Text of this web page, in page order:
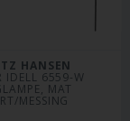
HANSEN
IDELL 6559-W
MAT
MESSING